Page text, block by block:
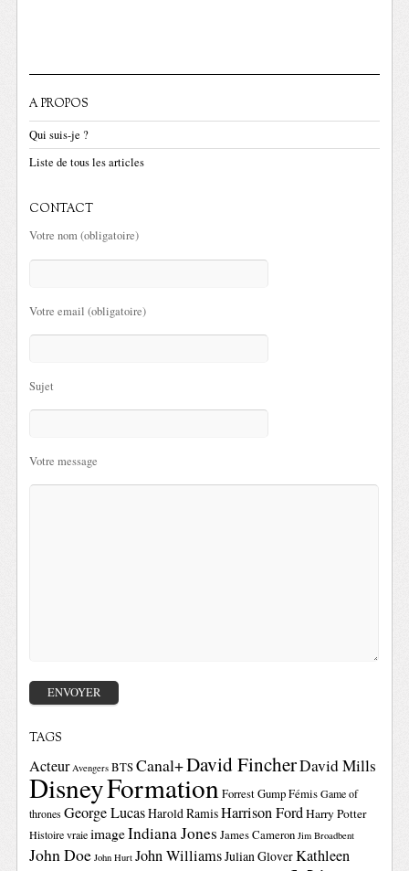
A PROPOS
Qui suis-je ?
Liste de tous les articles
CONTACT
Votre nom (obligatoire)
Votre email (obligatoire)
Sujet
Votre message
TAGS
Acteur Avengers BTSCanal+David FincherDavid Mills
DisneyFormationForrest GumpFémis Game of
thrones George LucasHarold RamisHarrison FordHarry Potter
Histoire vraie imageIndiana Jones James Cameron Jim Broadbent
John Doe John Hurt John WilliamsJulian GloverKathleen